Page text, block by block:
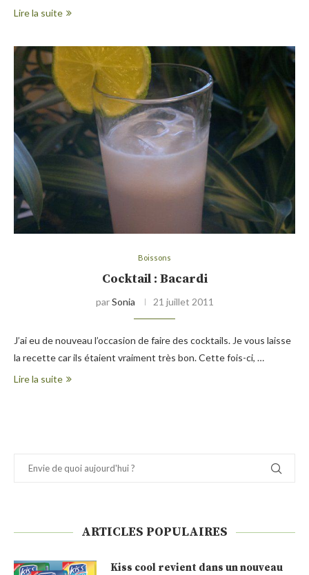
Lire la suite
Boissons
Cocktail : Bacardi
parSonia 21 juillet 2011
J’ai eu de nouveau l’occasion de faire des cocktails. Je vous laisse
la recette car ils étaient vraiment très bon. Cette fois-ci, …
Lire la suite
ARTICLES POPULAIRES
Kiss cool revient dans un nouveau